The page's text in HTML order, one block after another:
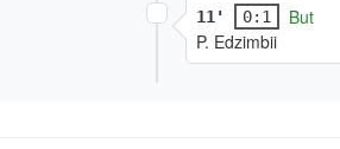
11' 0:1
But
P. Edzimbii